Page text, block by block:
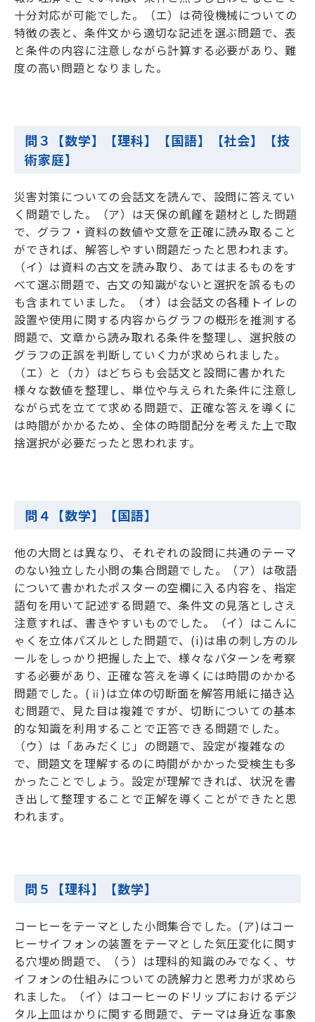
十分対応が可能でした。（エ）は荷役機械についての
特徴の表と、条件文から適切な記述を選ぶ問題で、表
と条件の内容に注意しながら計算する必要があり、難
度の高い問題となりました。
問３【数学】【理科】【国語】【社会】【技
術家庭】
災害対策についての会話文を読んで、設問に答えてい
く問題でした。（ア）は天保の飢饉を題材とした問題
で、グラフ・資料の数値や文意を正確に読み取ること
ができれば、解答しやすい問題だったと思われます。
（イ）は資料の古文を読み取り、あてはまるものをす
べて選ぶ問題で、古文の知識がないと選択を誤るもの
も含まれていました。（オ）は会話文の各種トイレの
設置や使用に関する内容からグラフの概形を推測する
問題で、文章から読み取れる条件を整理し、選択肢の
グラフの正誤を判断していく力が求められました。
（エ）と（カ）はどちらも会話文と設問に書かれた
様々な数値を整理し、単位や与えられた条件に注意し
ながら式を立てて求める問題で、正確な答えを導くに
は時間がかかるため、全体の時間配分を考えた上で取
捨選択が必要だったと思われます。
問４【数学】【国語】
他の大問とは異なり、それぞれの設問に共通のテーマ
のない独立した小問の集合問題でした。（ア）は敬語
について書かれたポスターの空欄に入る内容を、指定
語句を用いて記述する問題で、条件文の見落としさえ
注意すれば、書きやすいものでした。（イ）はこんに
ゃくを立体パズルとした問題で、(i)は串の刺し方のル
ールをしっかり把握した上で、様々なパターンを考察
する必要があり、正確な答えを導くには時間のかかる
問題でした。(ⅱ)は立体の切断面を解答用紙に描き込
む問題で、見た目は複雑ですが、切断についての基本
的な知識を利用することで正答できる問題でした。
（ウ）は「あみだくじ」の問題で、設定が複雑なの
で、問題文を理解するのに時間がかかった受検生も多
かったことでしょう。設定が理解できれば、状況を書
き出して整理することで正解を導くことができたと思
われます。
問５【理科】【数学】
コーヒーをテーマとした小問集合でした。(ア)はコー
ヒーサイフォンの装置をテーマとした気圧変化に関す
る穴埋め問題で、（う）は理科的知識のみでなく、サ
イフォンの仕組みについての読解力と思考力が求めら
れました。（イ）はコーヒーのドリップにおけるデジ
タル上皿はかりに関する問題で、テーマは身近な事象